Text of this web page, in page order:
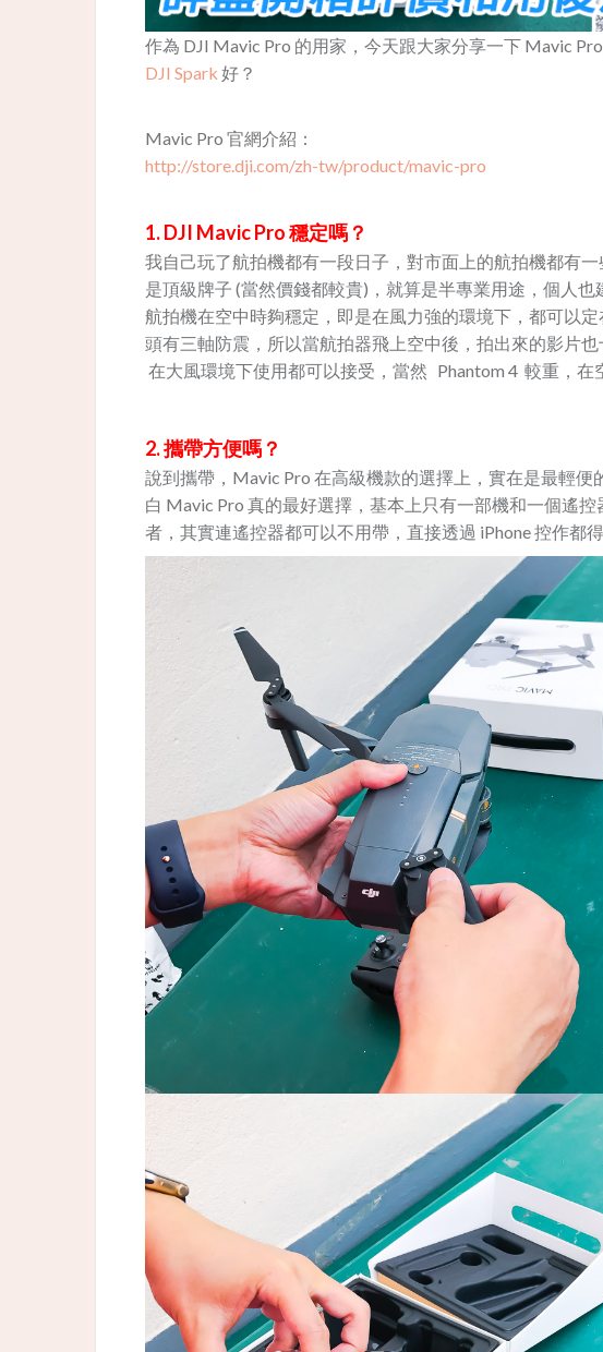
作為 DJI Mavic Pro 的用家，今天跟大家分享一下 Mavic
DJI Spark 好？
Mavic Pro 官網介紹：
http://store.dji.com/zh-tw/product/mavic-pro
1. DJI Mavic Pro 穩定嗎？
我自己玩了航拍機都有一段日子，對市面上的航拍機都有
是頂級牌子 (當然價錢都較貴)，就算是半專業用途，個人
航拍機在空中時夠穩定，即是在風力強的環境下，都可以
頭有三軸防震，所以當航拍器飛上空中後，拍出來的影片
在大風環境下使用都可以接受，當然 Phantom 4 較重，在
2. 攜帶方便嗎？
說到攜帶，Mavic Pro 在高級機款的選擇上，實在是最輕
白 Mavic Pro 真的最好選擇，基本上只有一部機和一個遙
者，其實連遙控器都可以不用帶，直接透過 iPhone 控作都